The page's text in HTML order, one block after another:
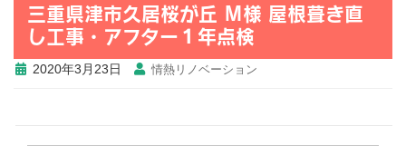
三重県津市久居桜が丘 Ｍ様 屋根葺き直
し工事・アフター１年点検
2020年3月23日 情熱リノベーション